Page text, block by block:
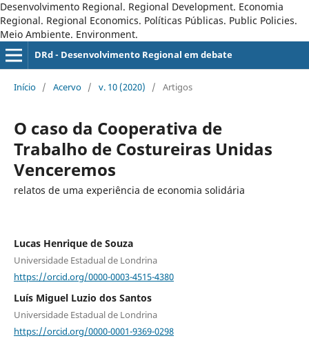
Desenvolvimento Regional. Regional Development. Economia
Regional. Regional Economics. Políticas Públicas. Public Policies.
Meio Ambiente. Environment.
DRd - Desenvolvimento Regional em debate
Início / Acervo / v. 10 (2020) / Artigos
O caso da Cooperativa de
Trabalho de Costureiras Unidas
Venceremos
relatos de uma experiência de economia solidária
Lucas Henrique de Souza
Universidade Estadual de Londrina
https://orcid.org/0000-0003-4515-4380
Luís Miguel Luzio dos Santos
Universidade Estadual de Londrina
https://orcid.org/0000-0001-9369-0298